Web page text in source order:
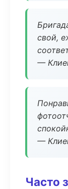
свой,
—
—
Часто